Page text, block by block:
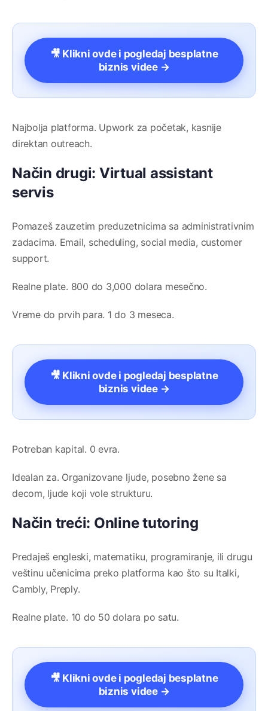
🎥 Klikni ovde i pogledaj besplatne
biznis videe →
Najbolja platforma. Upwork za početak, kasnije
direktan outreach.
Način drugi: Virtual assistant
servis
Pomazeš zauzetim preduzetnicima sa administrativnim
zadacima. Email, scheduling, social media, customer
support.
Realne plate. 800 do 3,000 dolara mesečno.
Vreme do prvih para. 1 do 3 meseca.
🎥 Klikni ovde i pogledaj besplatne
biznis videe →
Potreban kapital. 0 evra.
Idealan za. Organizovane ljude, posebno žene sa
decom, ljude koji vole strukturu.
Način treći: Online tutoring
Predaješ engleski, matematiku, programiranje, ili drugu
veštinu učenicima preko platforma kao što su Italki,
Cambly, Preply.
Realne plate. 10 do 50 dolara po satu.
🎥 Klikni ovde i pogledaj besplatne
biznis videe →